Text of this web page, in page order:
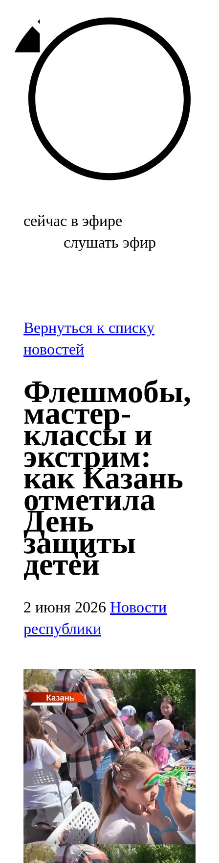
92,9 FM
Базарлы матак
107,1 FM
Балык бистәсе
104,9 FM
Баулы
107,5 FM
Биләр
Болгар
100,3 FM
Зәй
106,6 FM
Кадыбаш
105,2 FM
Казан
91,5 FM
Кайбыч
106,1 FM
Кама тамагы
71,51 FM
Кукмара
107,9 FM
Лениногорский
102,1 FM
Мамадыш
106,2 FM
Минзәлә
107,3 FM
Мөслим
100,0 FM
Нурлат
104,7 FM
Олы Әтнә
71,42 FM
Сарман
сейчас в эфире
слушать эфир
Вернуться к списку
новостей
Флешмобы,
мастер-
классы и
экстрим:
как Казань
отметила
День
защиты
детей
2 июня 2026 Новости
республики